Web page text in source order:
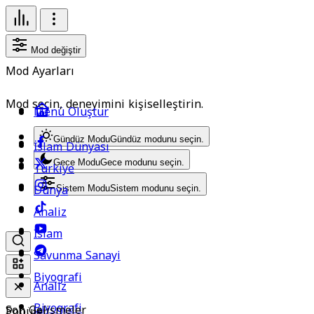
Mod değiştir
Mod Ayarları
Mod seçin, deneyimini kişiselleştirin.
Gündüz ModuGündüz modunu seçin.
Gece ModuGece modunu seçin.
Sistem ModuSistem modunu seçin.
Menü Oluştur
Analiz
Biyografi
İslam Dünyası
Türkiye
Dünya
Analiz
İslam
Savunma Sanayi
Biyografi